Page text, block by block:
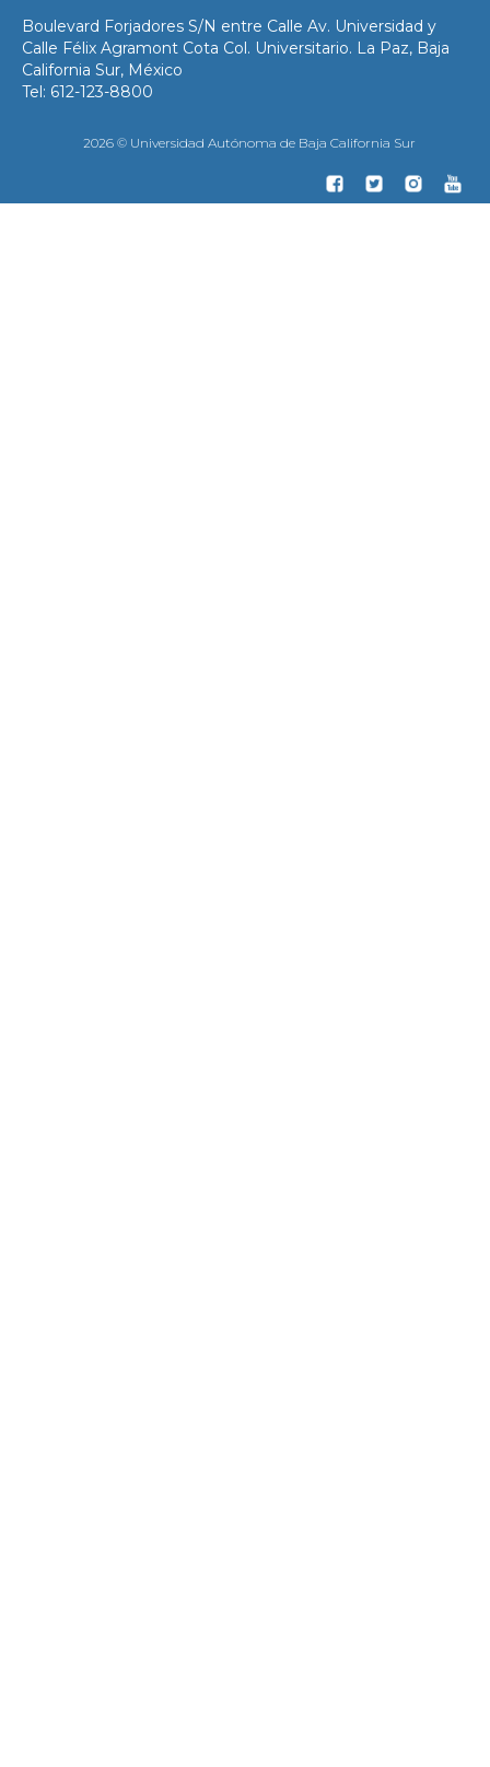
Boulevard Forjadores S/N entre Calle Av. Universidad y
Calle Félix Agramont Cota Col. Universitario. La Paz, Baja
California Sur, México
Tel: 612-123-8800
2026 © Universidad Autónoma de Baja California Sur